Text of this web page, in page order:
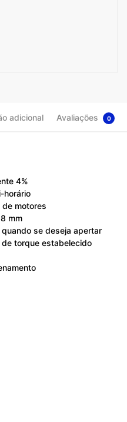
adicional Avaliações 0
4%
horário
de motores
mm
se deseja apertar
torque estabelecido